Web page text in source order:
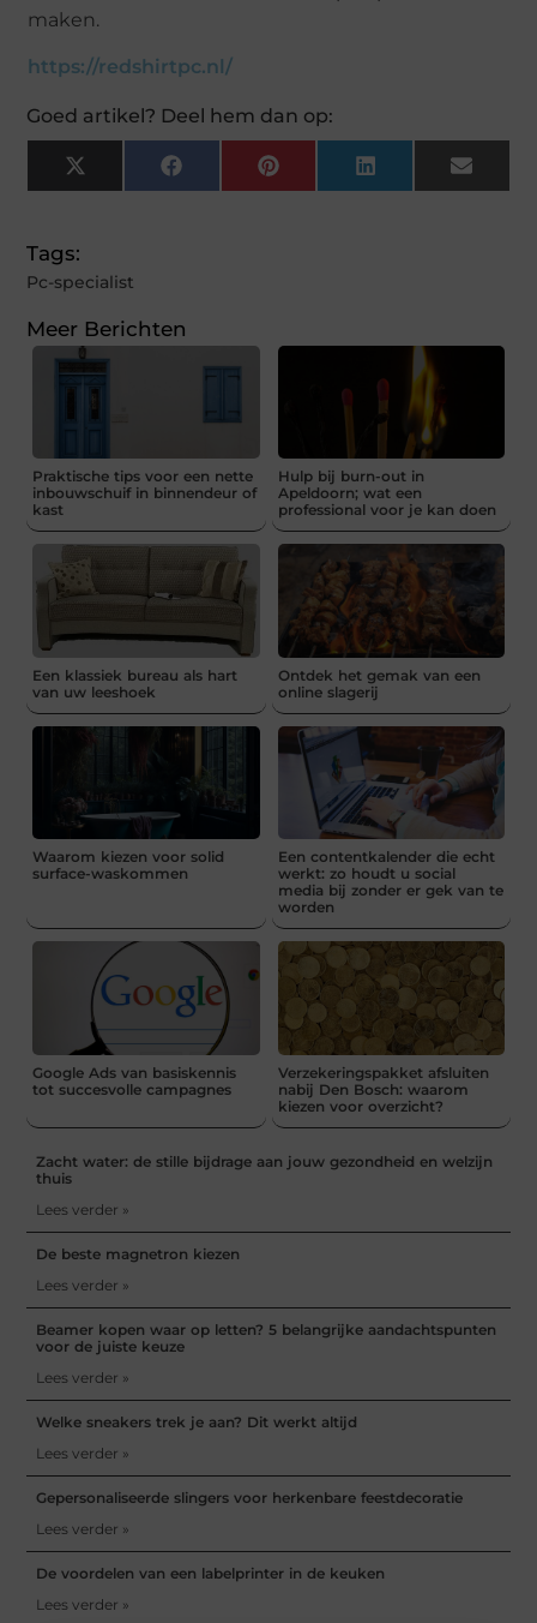
maken.
https://redshirtpc.nl/
Goed artikel? Deel hem dan op:
X
(Twitter)
FacebookPinterestLinkedInEmail
Tags:
Pc-specialist
Meer Berichten
Praktische tips voor een nette
inbouwschuif in binnendeur of
kast
Hulp bij burn-out in
Apeldoorn; wat een
professional voor je kan doen
Een klassiek bureau als hart
van uw leeshoek
Ontdek het gemak van een
online slagerij
Waarom kiezen voor solid
surface-waskommen
Een contentkalender die echt
werkt: zo houdt u social
media bij zonder er gek van te
worden
Google Ads van basiskennis
tot succesvolle campagnes
Verzekeringspakket afsluiten
nabij Den Bosch: waarom
kiezen voor overzicht?
Zacht water: de stille bijdrage aan jouw gezondheid en welzijn
thuis
Lees verder »
De beste magnetron kiezen
Lees verder »
Beamer kopen waar op letten? 5 belangrijke aandachtspunten
voor de juiste keuze
Lees verder »
Welke sneakers trek je aan? Dit werkt altijd
Lees verder »
Gepersonaliseerde slingers voor herkenbare feestdecoratie
Lees verder »
De voordelen van een labelprinter in de keuken
Lees verder »